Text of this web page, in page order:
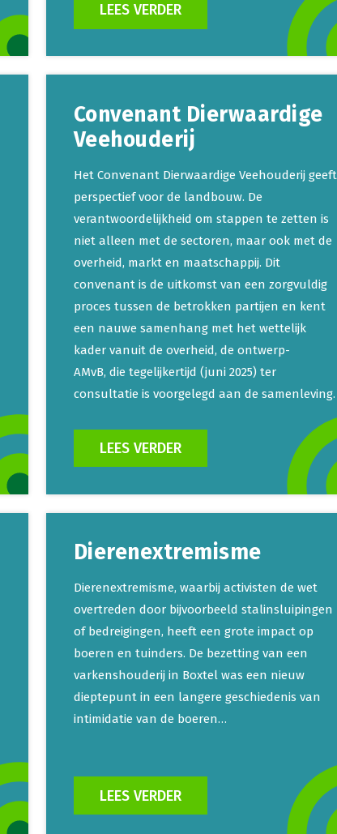
LEES VERDER
Convenant Dierwaardige
Veehouderij
Het Convenant Dierwaardige Veehouderij geeft
perspectief voor de landbouw. De
verantwoordelijkheid om stappen te zetten is
niet alleen met de sectoren, maar ook met de
overheid, markt en maatschappij. Dit
convenant is de uitkomst van een zorgvuldig
proces tussen de betrokken partijen en kent
een nauwe samenhang met het wettelijk
kader vanuit de overheid, de ontwerp-
AMvB, die tegelijkertijd (juni 2025) ter
consultatie is voorgelegd aan de samenleving.
LEES VERDER
Dierenextremisme
Dierenextremisme, waarbij activisten de wet
overtreden door bijvoorbeeld stalinsluipingen
of bedreigingen, heeft een grote impact op
boeren en tuinders. De bezetting van een
varkenshouderij in Boxtel was een nieuw
dieptepunt in een langere geschiedenis van
intimidatie van de boeren…
LEES VERDER